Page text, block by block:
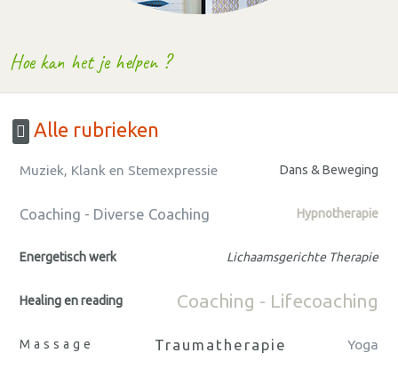
Hoe kan het je helpen ?
Alle rubrieken
Muziek, Klank en Stemexpressie Dans & Beweging
Coaching - Diverse Coaching Hypnotherapie
Energetisch werk Lichaamsgerichte Therapie
Healing en reading Coaching - Lifecoaching
Massage Traumatherapie Yoga